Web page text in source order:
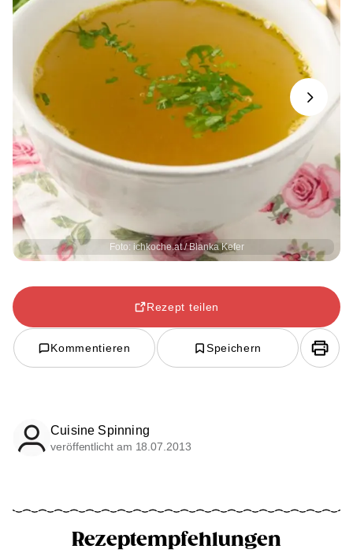
Foto: ichkoche.at / Blanka Kefer
Next
Rezept teilen
Kommentieren Speichern
Cuisine Spinning
veröffentlicht am 18.07.2013
Rezeptempfehlungen